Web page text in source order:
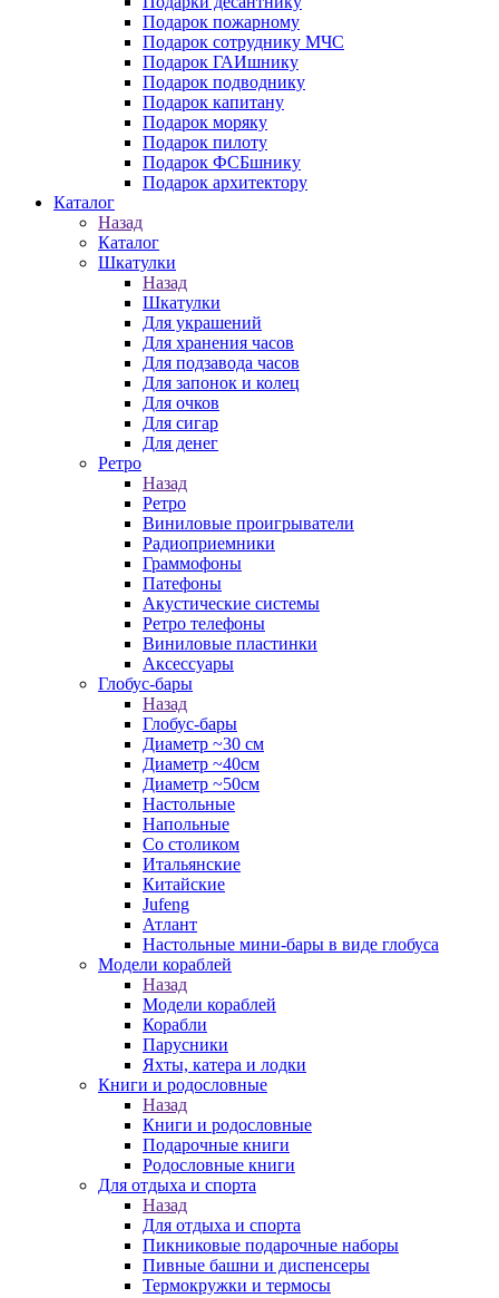
Подарок пожарному
Подарок сотруднику МЧС
Подарок ГАИшнику
Подарок подводнику
Подарок капитану
Подарок моряку
Подарок пилоту
Подарок ФСБшнику
Подарок архитектору
Каталог
Назад
Каталог
Шкатулки
Назад
Шкатулки
Для украшений
Для хранения часов
Для подзавода часов
Для запонок и колец
Для очков
Для сигар
Для денег
Ретро
Назад
Ретро
Виниловые проигрыватели
Радиоприемники
Граммофоны
Патефоны
Акустические системы
Ретро телефоны
Виниловые пластинки
Аксессуары
Глобус-бары
Назад
Глобус-бары
Диаметр ~30 см
Диаметр ~40см
Диаметр ~50см
Настольные
Напольные
Со столиком
Итальянские
Китайские
Jufeng
Атлант
Настольные мини-бары в виде глобуса
Модели кораблей
Назад
Модели кораблей
Корабли
Парусники
Яхты, катера и лодки
Книги и родословные
Назад
Книги и родословные
Подарочные книги
Родословные книги
Для отдыха и спорта
Назад
Для отдыха и спорта
Пикниковые подарочные наборы
Пивные башни и диспенсеры
Термокружки и термосы